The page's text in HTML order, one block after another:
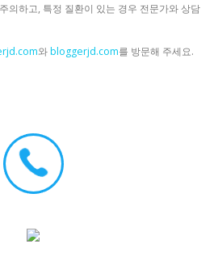
의하고, 특정 질환이 있는 경우 전문가와 상담
와bloggerjd.com를 방문해 주세요.